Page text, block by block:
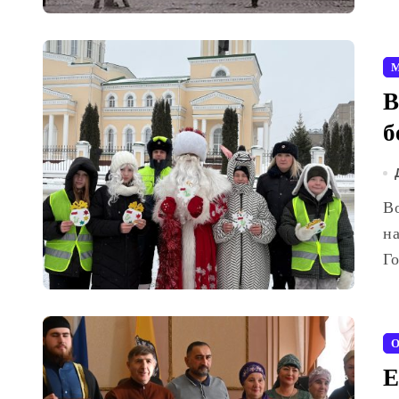
Вольск встречает Новый год не только праздничным